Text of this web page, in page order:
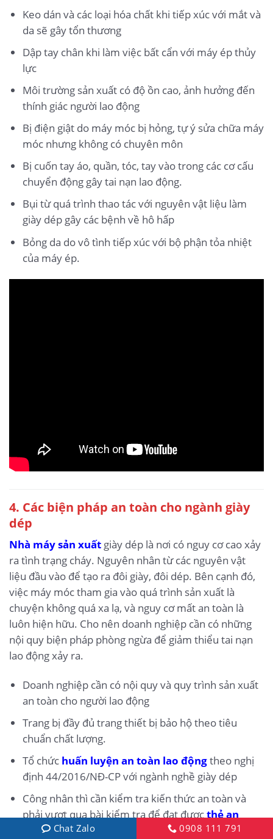
Keo dán và các loại hóa chất khi tiếp xúc với mắt và
da sẽ gây tổn thương
Dập tay chân khi làm việc bất cẩn với máy ép thủy
lực
Môi trường sản xuất có độ ồn cao, ảnh hưởng đến
thính giác người lao động
Bị điện giật do máy móc bị hỏng, tự ý sửa chữa máy
móc nhưng không có chuyên môn
Bị cuốn tay áo, quần, tóc, tay vào trong các cơ cấu
chuyển động gây tai nạn lao động.
Bụi từ quá trình thao tác với nguyên vật liệu làm
giày dép gây các bệnh về hô hấp
Bỏng da do vô tình tiếp xúc với bộ phận tỏa nhiệt
của máy ép.
4. Các biện pháp an toàn cho ngành giày
dép
Nhà máy sản xuất giày dép là nơi có nguy cơ cao xảy
ra tình trạng cháy. Nguyên nhân từ các nguyên vật
liệu đầu vào để tạo ra đôi giày, đôi dép. Bên cạnh đó,
việc máy móc tham gia vào quá trình sản xuất là
chuyện không quá xa lạ, và nguy cơ mất an toàn là
luôn hiện hữu. Cho nên doanh nghiệp cần có những
nội quy biện pháp phòng ngừa để giảm thiểu tai nạn
lao động xảy ra.
Doanh nghiệp cần có nội quy và quy trình sản xuất
an toàn cho người lao động
Trang bị đầy đủ trang thiết bị bảo hộ theo tiêu
chuẩn chất lượng.
Tổ chức huấn luyện an toàn lao độngtheo nghị
định 44/2016/NĐ-CP với ngành nghề giày dép
Công nhân thì cần kiểm tra kiến thức an toàn và
phải vượt qua bài kiểm tra để đạt đượcthẻ an
toàn nhóm 3
Chat Zalo 0908 111 791